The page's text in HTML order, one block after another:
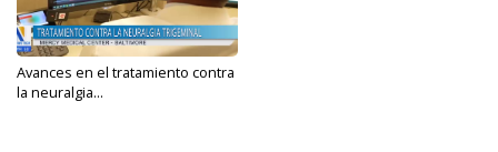
Avances en el tratamiento contra
la neuralgia...